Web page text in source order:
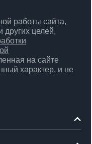
работы сайта,
других целей,
на сайте
характер, и не